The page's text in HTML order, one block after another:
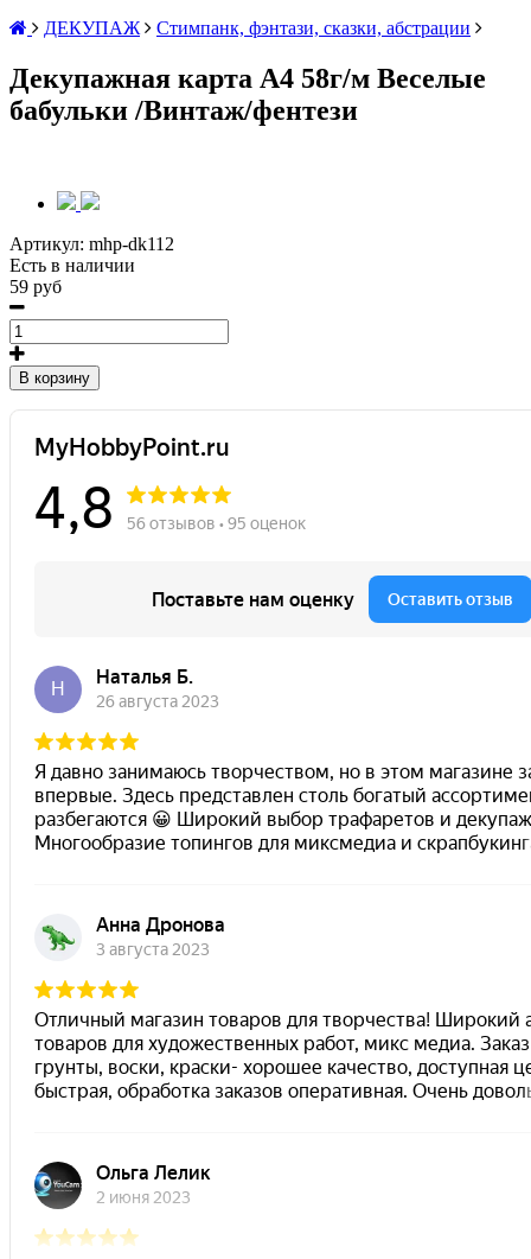
ДЕКУПАЖ
Стимпанк, фэнтази, сказки, абстрации
Декупажная карта А4 58г/м Веселые
бабульки /Винтаж/фентези
Артикул: mhp-dk112
Есть в наличии
59 руб
В корзину